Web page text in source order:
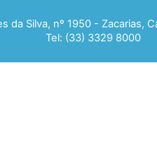
da Silva, nº 1950 - Zacarias,
Tel: (33) 3329 8000